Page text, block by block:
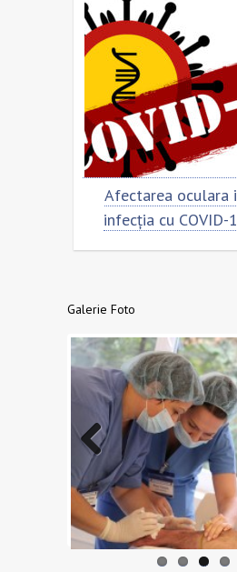
Afectarea oculara in
infecția cu COVID-19
Galerie Foto
Previo
us